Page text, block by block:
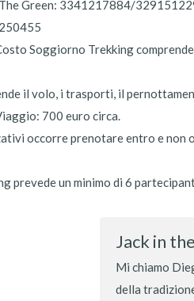
Green: 3341217884/
Soggiorno Trekking
il volo, i trasporti, il
700 euro circa.
occorre prenotare entro e non
prevede un minimo di 6
Jack in
Mi chiamo
della